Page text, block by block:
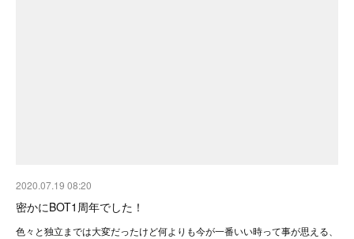
2020.07.19 08:20
密かにBOT1周年でした！
色々と独立までは大変だったけど何よりも今が一番いい時って事が思える、